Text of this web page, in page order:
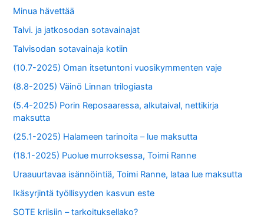
Minua hävettää
Talvi. ja jatkosodan sotavainajat
Talvisodan sotavainaja kotiin
(10.7-2025) Oman itsetuntoni vuosikymmenten vaje
(8.8-2025) Väinö Linnan trilogiasta
(5.4-2025) Porin Reposaaressa, alkutaival, nettikirja
maksutta
(25.1-2025) Halameen tarinoita – lue maksutta
(18.1-2025) Puolue murroksessa, Toimi Ranne
Uraauurtavaa isännöintiä, Toimi Ranne, lataa lue maksutta
Ikäsyrjintä työllisyyden kasvun este
SOTE kriisiin – tarkoituksellako?